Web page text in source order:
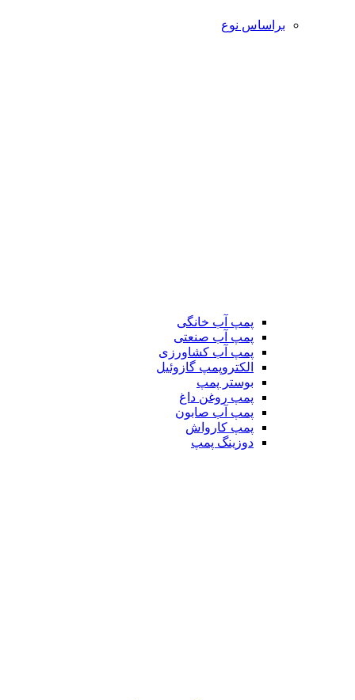
براساس نوع
پمپ آب خانگی
پمپ آب صنعتی
پمپ آب کشاورزی
الکتروپمپ گازوئیل
بوستر پمپ
پمپ روغن داغ
پمپ آب صابون
پمپ کارواش
دوزینگ پمپ